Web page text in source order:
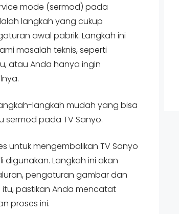
mode (sermod) pada
langkah yang cukup
awal pabrik. Langkah ini
masalah teknis, seperti
atau Anda hanya ingin
langkah mudah yang bisa
sermod pada TV Sanyo.
untuk mengembalikan TV Sanyo
Langkah ini akan
pengaturan gambar dan
itu, pastikan Anda mencatat
proses ini.